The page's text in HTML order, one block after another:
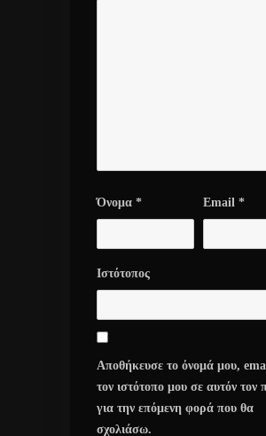
Όνομα * Email *
Ιστότοπος
Αποθήκευσε το όνομά μου,
τον ιστότοπο μου σε αυτόν τον
για την επόμενη φορά που θα
σχολιάσω.